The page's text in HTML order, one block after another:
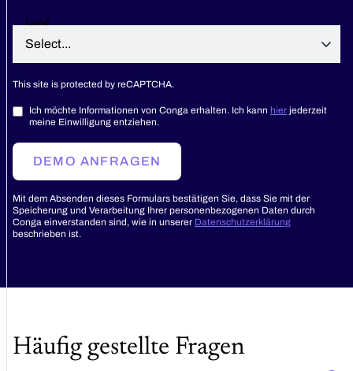
Land
Ich möchte Informationen von Conga erhalten. Ich kann hier jederzeit
meine Einwilligung entziehen.
Mit dem Absenden dieses Formulars bestätigen Sie, dass Sie mit der
Speicherung und Verarbeitung Ihrer personenbezogenen Daten durch
Conga einverstanden sind, wie in unserer Datenschutzerklärung
beschrieben ist.
This site is protected by reCAPTCHA.
DEMO ANFRAGEN
Häufig gestellte Fragen